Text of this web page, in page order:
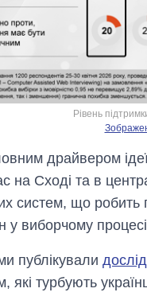
Рівень
драйвером
на Сході та в
систем, що робить
у виборчому
публікували
які турбують